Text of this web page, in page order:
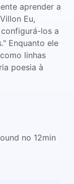
aprender a
Eu,
los a
Enquanto ele
linhas
poesia à
no 12min